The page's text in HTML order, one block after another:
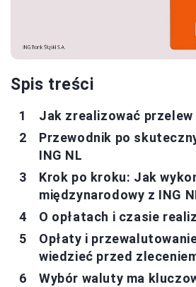
Spis treści
Jak zrealizować
Przewodnik po
ING NL
Krok po kroku: Jak
międzynarodowy z ING
O opłatach i czasie
Opłaty i
wiedzieć przed
Wybór waluty ma